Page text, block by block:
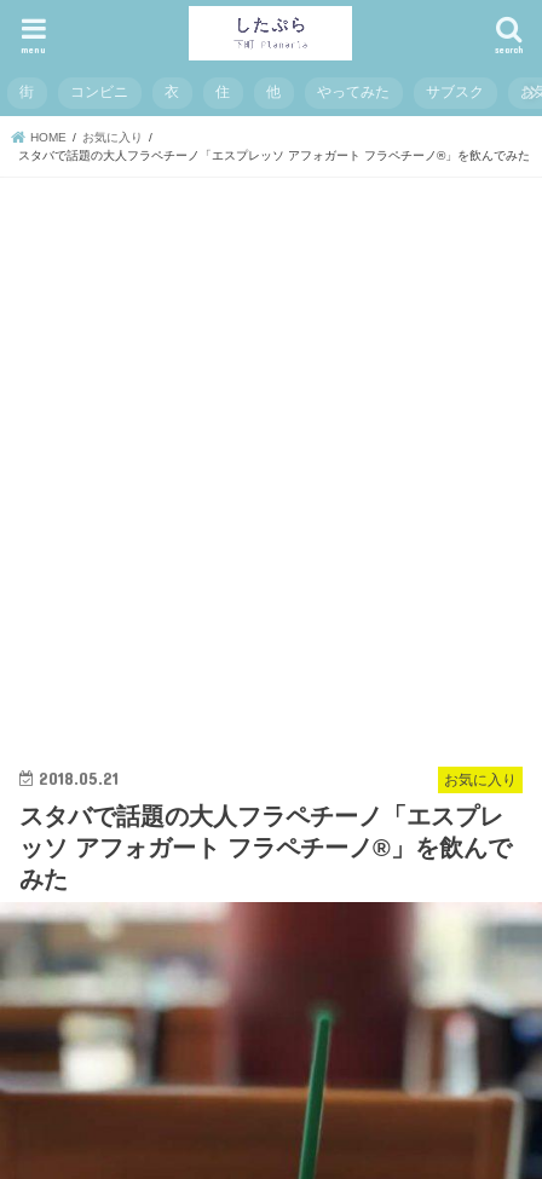
search
menu
街 コンビニ 衣 住 他 やってみた サブスク お
HOME
お気に入り
スタバで話題の大人フラペチーノ「エスプレッソ アフォガート フラペチーノ®」を飲んでみた
お気に入り
2018.05.21
スタバで話題の大人フラペチーノ「エスプレ
ッソ アフォガート フラペチーノ®」を飲んで
みた